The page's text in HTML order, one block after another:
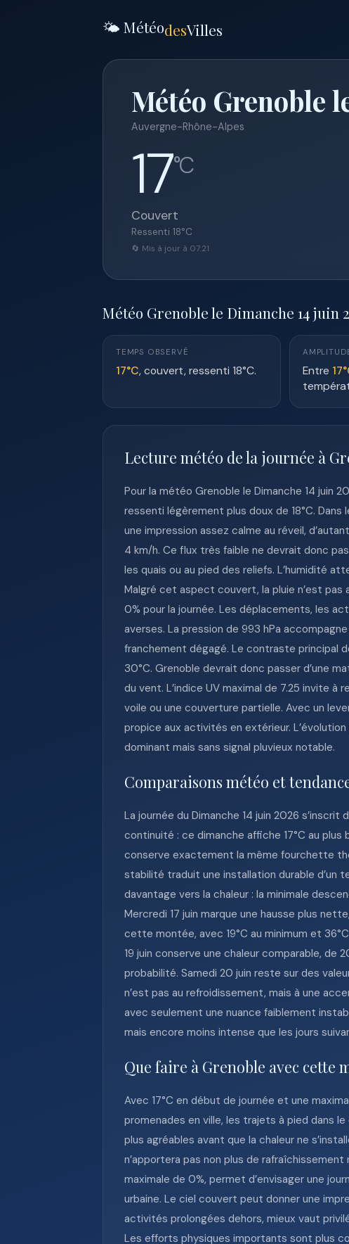
🌤️ MétéodesVilles
Météo Grenoble
Auvergne-Rhône-Alpes
17°C
Couvert
Ressenti 18°C
🔄 Mis à jour à 07:21
Météo Grenoble le Dimanche 14 juin
TEMPS OBSERVÉ
17°C, couvert, ressenti 18°C. Entre
Lecture météo de la journée à
Pour la météo Grenoble le Dimanche 14 juin
ressenti légèrement plus doux de 18°C.
une impression assez calme au réveil,
4 km/h. Ce flux très faible ne devrait donc
les quais ou au pied des reliefs. L’humidité
Malgré cet aspect couvert, la pluie n’est
0% pour la journée. Les déplacements, les
averses. La pression de 993 hPa
franchement dégagé. Le contraste principal
30°C. Grenoble devrait donc passer d’une
du vent. L’indice UV maximal de 7.25 invite
voile ou une couverture partielle. Avec un
propice aux activités en extérieur.
dominant mais sans signal pluvieux notable.
Comparaisons météo et
La journée du Dimanche 14 juin 2026
continuité : ce dimanche affiche 17°C au plus
conserve exactement la même fourchette
stabilité traduit une installation durable d’un
davantage vers la chaleur : la minimale
Mercredi 17 juin marque une hausse plus
cette montée, avec 19°C au minimum et
19 juin conserve une chaleur comparable, de
probabilité. Samedi 20 juin reste sur des
n’est pas au refroidissement, mais à une
avec seulement une nuance faiblement
mais encore moins intense que les jours
Que faire à Grenoble avec cette
Avec 17°C en début de journée et une
promenades en ville, les trajets à pied dans
plus agréables avant que la chaleur ne
n’apportera pas non plus de
maximale de 0%, permet d’envisager une
urbaine. Le ciel couvert peut donner une
activités prolongées dehors, mieux vaut
Les efforts physiques importants sont plus